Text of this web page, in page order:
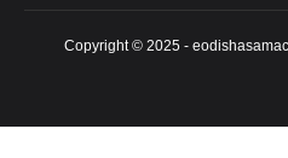
Copyright © 2025 -